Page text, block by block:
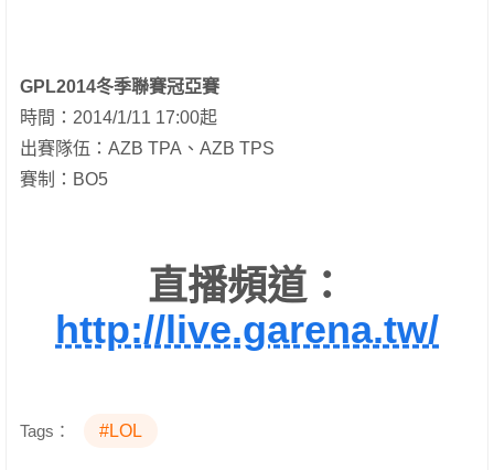
GPL2014冬季聯賽冠亞賽
時間：2014/1/11 17:00起
出賽隊伍：AZB TPA、AZB TPS
賽制：BO5
直播頻道：
http://live.garena.tw/
Tags： #LOL